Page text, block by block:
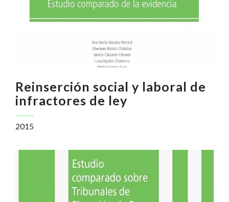
Reinserción social y laboral de
infractores de ley
2015